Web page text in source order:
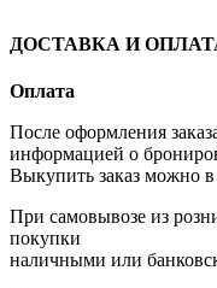
ДОСТАВКА И
Оплата
После оформления
информацией о
Выкупить заказ можно
При самовывозе из
покупки
наличными или